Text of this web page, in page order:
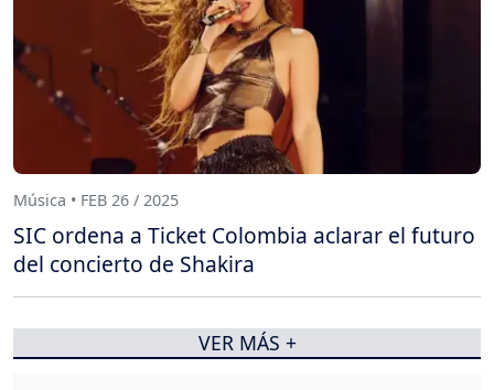
Música • FEB 26 / 2025
SIC ordena a Ticket Colombia aclarar el futuro
del concierto de Shakira
VER MÁS +